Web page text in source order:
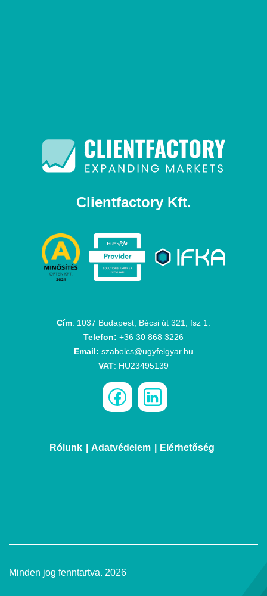
Clientfactory Kft.
Cím: 1037 Budapest, Bécsi út 321, fsz 1.
Telefon: +36 30 868 3226
Email: szabolcs@ugyfelgyar.hu
VAT: HU23495139
Rólunk Adatvédelem Elérhetőség
Minden jog fenntartva. 2026